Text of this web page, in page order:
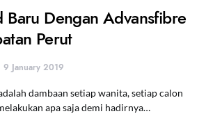
Baru Dengan Advansfibre
Perut
9 January 2019
dambaan setiap wanita, setiap calon
apa saja demi hadirnya…